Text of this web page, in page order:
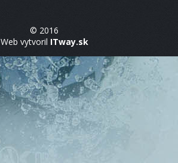
© 2016
Web vytvoril ITway.sk